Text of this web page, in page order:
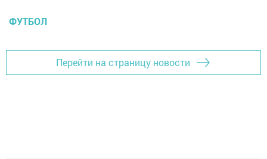
ФУТБОЛ
Перейти на страницу новости